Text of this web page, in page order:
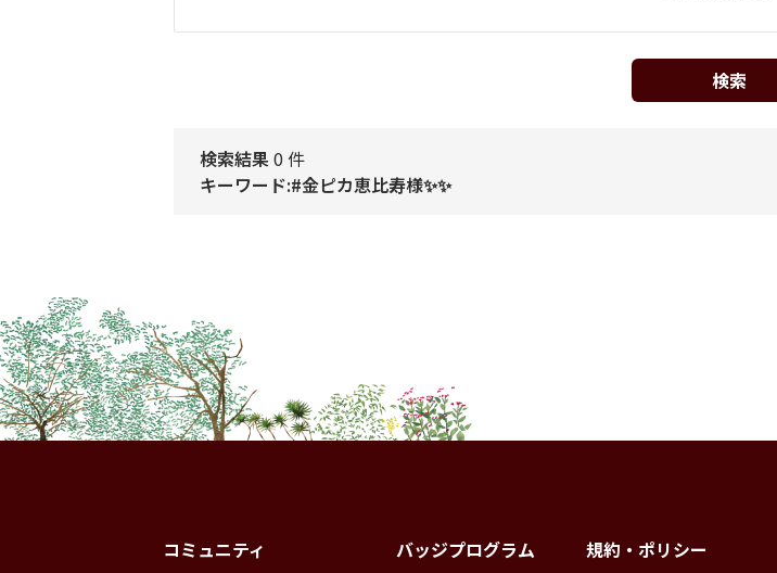
検索
検索結果0 件
キーワード:#金ピカ恵比寿様✨✨
コミュニティ バッジプログラム 規約・ポリシー